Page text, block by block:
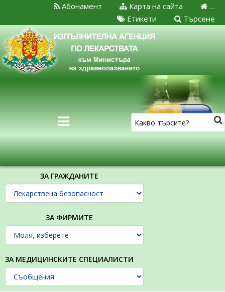
…
Карта на сайта
Абонамент
Търсене
Етикети
ЗА ГРАЖДАНИТЕ
ЗА ФИРМИТЕ
ЗА МЕДИЦИНСКИТЕ СПЕЦИАЛИСТИ